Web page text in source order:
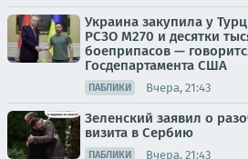
Украина закупила у
РСЗО M270 и десятки
боеприпасов —
Госдепартамента США
ПАБЛИКИ Вчера, 21:43
Зеленский заявил о
визита в Сербию
ПАБЛИКИ Вчера, 21:43